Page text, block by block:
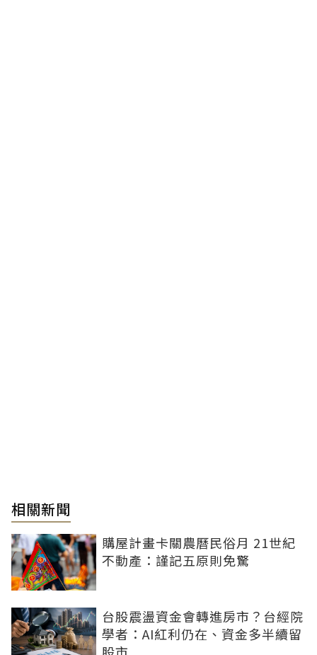
相關新聞
購屋計畫卡關農曆民俗月 21世紀
不動產：謹記五原則免驚
台股震盪資金會轉進房市？台經院
學者：AI紅利仍在、資金多半續留
股市